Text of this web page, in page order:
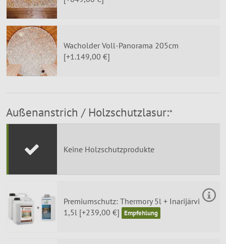
Wacholder Voll-Panorama 205cm
[+1.149,00 €]
Außenanstrich / Holzschutzlasur:*
Keine Holzschutzprodukte
Premiumschutz: Thermory 5l + Inarijärvi
1,5l [+239,00 €]